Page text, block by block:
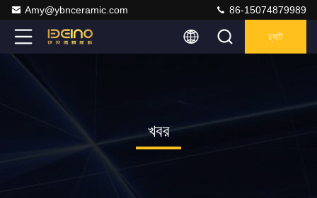
Amy@ybnceramic.com 86-15074879989
চ্যাট
খবর